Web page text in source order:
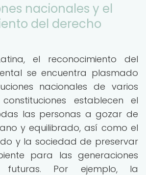
nacionales y el
del derecho
el reconocimiento del
se encuentra plasmado
nacionales de varios
establecen el
las personas a gozar de
y equilibrado, así como el
y la sociedad de preservar
para las generaciones
futuras. Por ejemplo, la